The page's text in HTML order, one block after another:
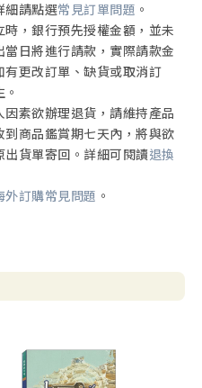
細請點選常見訂單問題 。
，銀行預先授權金額，並未
日將進行請款，實際請款金
更改訂單、缺貨或取消訂
素欲辦理退貨，請維持產品
商品鑑賞期七天內，將與欲
貨單寄回。詳細可閱讀退換
外訂購常見問題 。